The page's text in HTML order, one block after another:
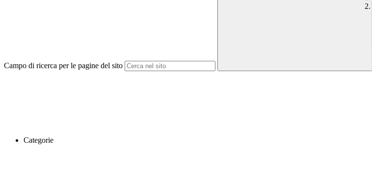
Campo di ricerca per le pagine del sito
Categorie